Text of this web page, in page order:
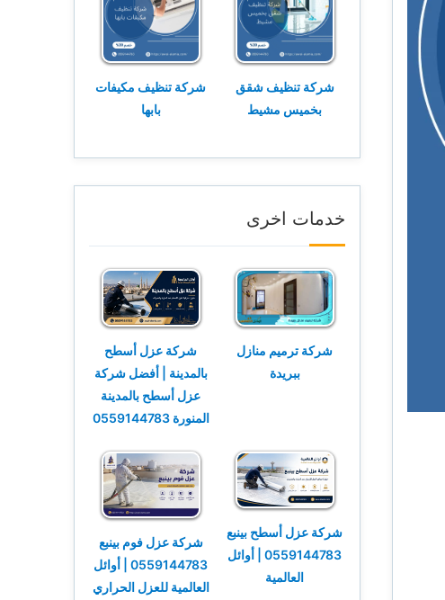
شركة تنظيف شقق
بخميس مشيط
شركة تنظيف مكيفات
بابها
خدمات اخرى
شركة ترميم منازل
ببريدة
شركة عزل أسطح
بالمدينة | أفضل شركة
عزل أسطح بالمدينة
المنورة 0559144783
شركة عزل أسطح بينبع
0559144783 | أوائل
العالمية
شركة عزل فوم بينبع
0559144783 | أوائل
العالمية للعزل الحراري